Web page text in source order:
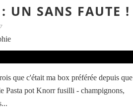
UN SANS FAUTE !
que c'était ma box préférée depuis que
Pasta pot Knorr fusilli - champignons,